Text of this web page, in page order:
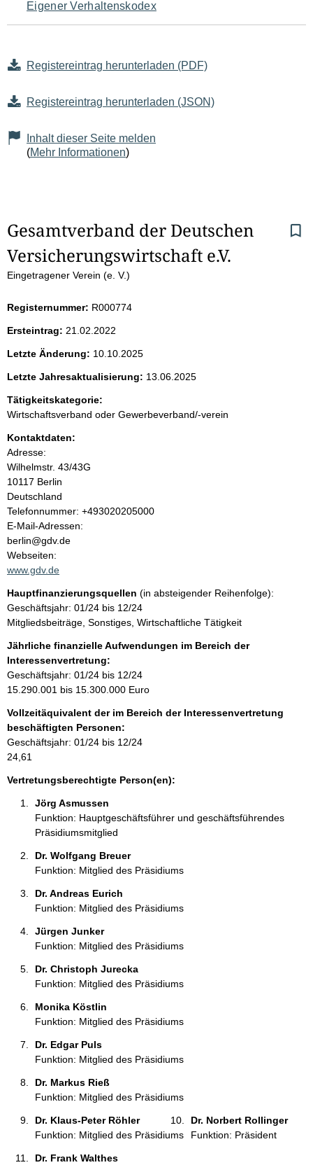
Eigener Verhaltenskodex
Registereintrag herunterladen (PDF)
Registereintrag herunterladen (JSON)
Inhalt dieser Seite melden
(Mehr Informationen)
S
e
t
e
n
i
n
h
a
l
t
Gesamtverband der Deutschen
Versicherungswirtschaft e.V.
Eingetragener Verein (e. V.)
Registernummer: R000774
Ersteintrag: 21.02.2022
Letzte Änderung: 10.10.2025
Letzte Jahresaktualisierung: 13.06.2025
Tätigkeitskategorie:
Wirtschaftsverband oder Gewerbeverband/-verein
Kontaktdaten:
Adresse:
Wilhelmstr. 43/43G
10117 Berlin
Deutschland
K
o
n
t
a
t
i
n
f
o
r
m
t
i
o
n
e
Telefonnummer: +493020205000
E-Mail-Adressen:
berlin@gdv.de
Webseiten:
www.gdv.de
Hauptfinanzierungsquellen (in absteigender Reihenfolge):
Geschäftsjahr: 01/24 bis 12/24
Mitgliedsbeiträge, Sonstiges, Wirtschaftliche Tätigkeit
Jährliche finanzielle Aufwendungen im Bereich der
Interessenvertretung:
Geschäftsjahr: 01/24 bis 12/24
15.290.001 bis 15.300.000 Euro
Vollzeitäquivalent der im Bereich der Interessenvertretung
beschäftigten Personen:
Geschäftsjahr: 01/24 bis 12/24
24,61
Vertretungsberechtigte Person(en):
Jörg Asmussen
Funktion: Hauptgeschäftsführer und geschäftsführendes
Präsidiumsmitglied
Dr. Wolfgang Breuer
Funktion: Mitglied des Präsidiums
Dr. Andreas Eurich
Funktion: Mitglied des Präsidiums
Jürgen Junker
Funktion: Mitglied des Präsidiums
Dr. Christoph Jurecka
Funktion: Mitglied des Präsidiums
Monika Köstlin
Funktion: Mitglied des Präsidiums
Dr. Edgar Puls
Funktion: Mitglied des Präsidiums
Dr. Markus Rieß
Funktion: Mitglied des Präsidiums
Dr. Klaus-Peter Röhler
Funktion: Mitglied des Präsidiums
Dr. Norbert Rollinger
Funktion: Präsident
Dr. Frank Walthes